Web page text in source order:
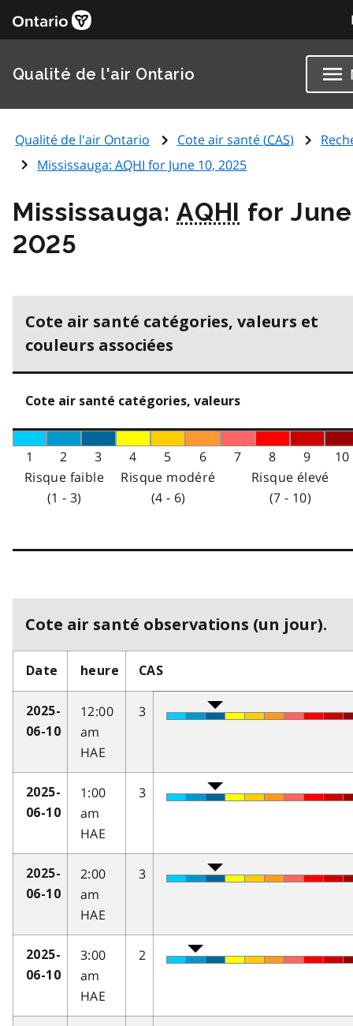
Qualité de l'air Ontario
Qualité de l'air Ontario Cote air santé (CAS)
Mississauga:AQHI for June 10, 2025
Mississauga:AQHI for
2025
Cote air santé catégories, valeurs et
couleurs associées
Cote air santé catégories, valeurs
1 2 3 4 5 6 7 8 9
10
Risque faible
(1 - 3)
Risque modéré
(4 - 6)
Risque élevé
(7 - 10)
Cote air santé observations (un jour).
Date heure CAS
2025-
06-10
12:00
am
HAE
3
2025-
06-10
1:00
am
HAE
3
2025-
06-10
2:00
am
HAE
3
2025-
06-10
3:00
am
HAE
2